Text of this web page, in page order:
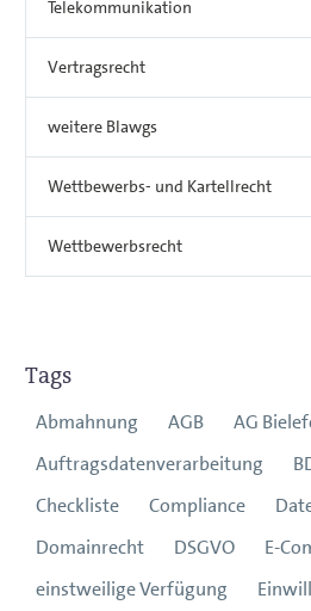
Telekommunikation
Vertragsrecht
weitere Blawgs
Wettbewerbs- und Kartellrecht
Wettbewerbsrecht
Tags
Abmahnung AGB AG
Auftragsdatenverarbeitung
Checkliste
Compliance
Domainrecht
DSGVO E-
einstweilige Verfügung